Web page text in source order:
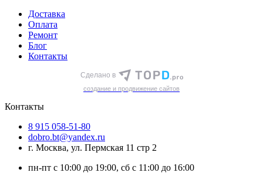
Доставка
Оплата
Ремонт
Блог
Контакты
Сделано в
cоздание и продвижение сайтов
Контакты
8 915 058-51-80
dobro.bt@yandex.ru
г. Москва, ул. Пермская 11 стр 2
пн-пт с 10:00 до 19:00, сб с 11:00 до 16:00